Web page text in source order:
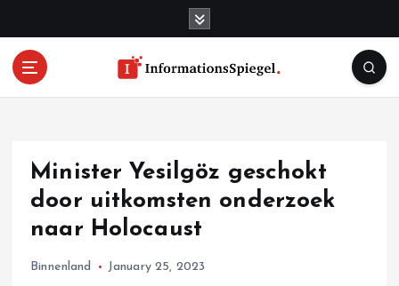
Minister Yesilgöz geschokt
door uitkomsten onderzoek
naar Holocaust
Binnenland January 25, 2023